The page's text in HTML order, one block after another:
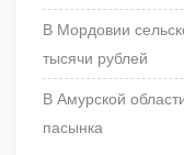
В Мордовии
тысячи рублей
В Амурской
пасынка